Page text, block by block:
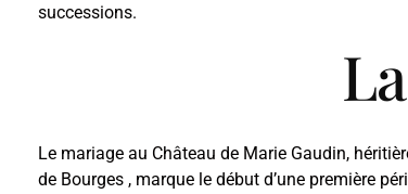
successions.
Le mariage au Château de Marie Gaudin,
de Bourges , marque le début d’une première